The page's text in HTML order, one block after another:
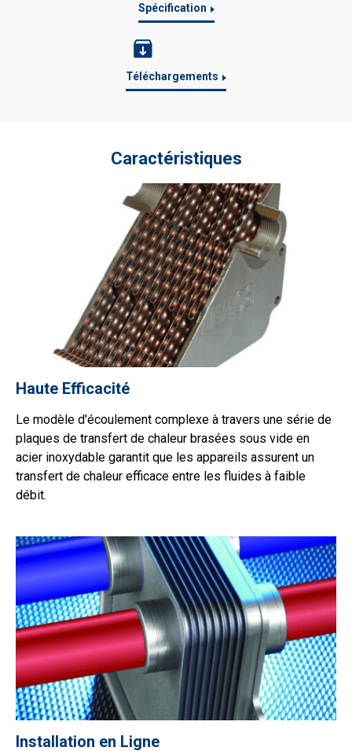
Spécification
Téléchargements
Caractéristiques
Haute Efficacité
Le modèle d'écoulement complexe à travers une série de
plaques de transfert de chaleur brasées sous vide en
acier inoxydable garantit que les appareils assurent un
transfert de chaleur efficace entre les fluides à faible
débit.
Installation en Ligne